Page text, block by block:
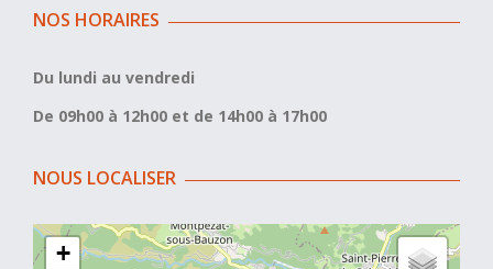
NOS HORAIRES
Du lundi au vendredi
De 09h00 à 12h00 et de 14h00 à 17h00
NOUS LOCALISER
+